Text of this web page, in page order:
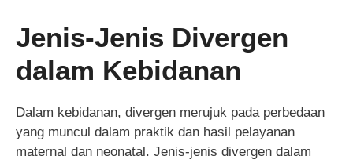
Jenis-Jenis Divergen
dalam Kebidanan
Dalam kebidanan, divergen merujuk pada perbedaan
yang muncul dalam praktik dan hasil pelayanan
maternal dan neonatal. Jenis-jenis divergen dalam